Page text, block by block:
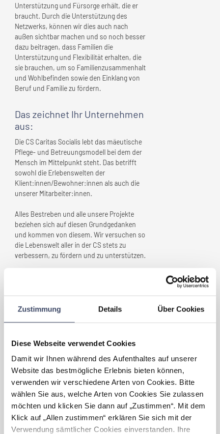
Zustimmung Details Über Cookies
Diese Webseite verwendet Cookies
Damit wir Ihnen während des Aufenthaltes auf unserer
Website das bestmögliche Erlebnis bieten können,
verwenden wir verschiedene Arten von Cookies. Bitte
wählen Sie aus, welche Arten von Cookies Sie zulassen
möchten und klicken Sie dann auf „Zustimmen“. Mit dem
Klick auf „Allen zustimmen“ erklären Sie sich mit der
Verwendung sämtlicher Cookies einverstanden. Ihre
Unterstützung und Fürsorge erhält, die er
braucht. Durch die Unterstützung des
Netzwerks, können wir dies auch nach
außen sichtbar machen und so noch besser
dazu beitragen, dass Familien die
Unterstützung und Flexibilität erhalten, die
sie brauchen, um so Familienzusammenhalt
und Wohlbefinden sowie den Einklang von
Beruf und Familie zu fördern.
Das zeichnet Ihr Unternehmen
aus:
Die CS Caritas Socialis lebt das mäeutische
Pflege- und Betreuungsmodell bei dem der
Mensch im Mittelpunkt steht. Das betrifft
sowohl die Erlebenswelten der
Klient:innen/Bewohner:innen als auch die
unserer Mitarbeiter:innen.
Alles Bestreben und alle unsere Projekte
beziehen sich auf diesen Grundgedanken
und kommen von diesem. Wir versuchen so
die Lebenswelt aller in der CS stets zu
verbessern, zu fördern und zu unterstützen.
gesetzt, dieIhr Unternehmen
„familienfreundlich” gemacht
es zählen alle dazu um die man sich sorgt:
Hund, die Nachbarn, die Mitschwester.
Die Pflegeeinrichtungen und zentralen
Büroräume der BZH bekommen mobile
Spiel- und Kinderbücherecken.
Wir freuen uns ebenfalls über Tiere und
verstehen uns als tierfreundlich, mit klaren
Regeln.